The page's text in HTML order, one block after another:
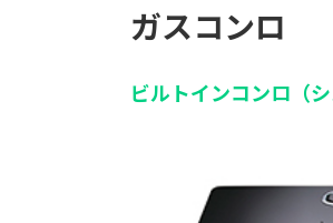
ガスコンロ
ビルトインコンロ（